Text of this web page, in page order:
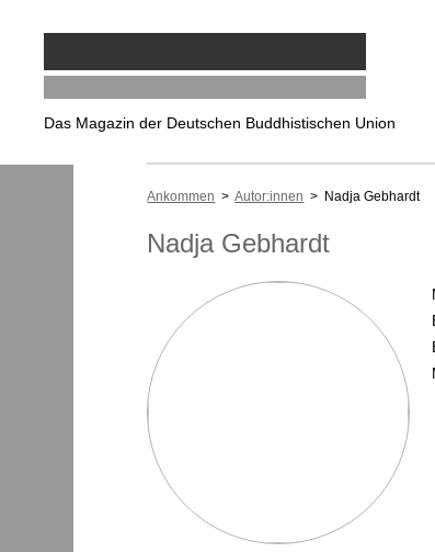
Das Magazin der Deutschen Buddhistischen Union
Ankommen >Autor:innen > Nadja Gebhardt
Nadja Gebhardt